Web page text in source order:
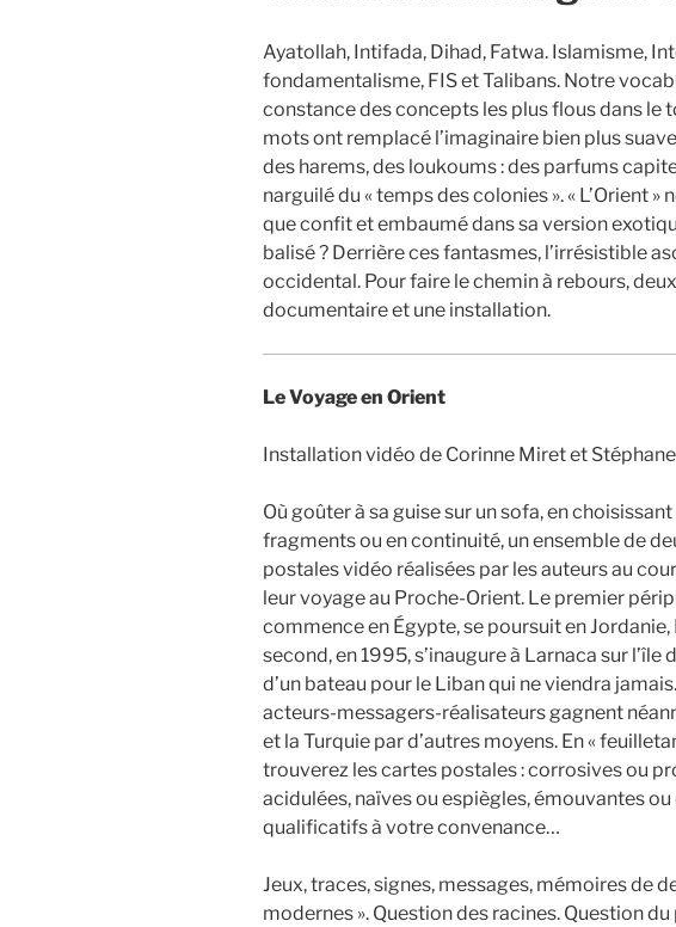
Ayatollah, Intifada, Dihad, Fatwa. Islamisme,
fondamentalisme, FIS et Talibans. Notre
constance des concepts les plus flous dans le
mots ont remplacé l’imaginaire bien plus
des harems, des loukoums : des parfums
narguilé du « temps des colonies ». « L’Orient
que confit et embaumé dans sa version
balisé ? Derrière ces fantasmes, l’irrésistible
occidental. Pour faire le chemin à rebours,
documentaire et une installation.
Le Voyage en Orient
Installation vidéo de Corinne Miret et
Où goûter à sa guise sur un sofa, en
fragments ou en continuité, un ensemble de
postales vidéo réalisées par les auteurs au
leur voyage au Proche-Orient. Le premier
commence en Égypte, se poursuit en
second, en 1995, s’inaugure à Larnaca sur l’île
d’un bateau pour le Liban qui ne viendra
acteurs-messagers-réalisateurs gagnent
et la Turquie par d’autres moyens. En «
trouverez les cartes postales : corrosives ou
acidulées, naïves ou espiègles, émouvantes
qualificatifs à votre convenance…
Jeux, traces, signes, messages, mémoires de
modernes ». Question des racines. Question